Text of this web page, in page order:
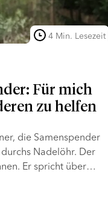
4 Min. Lesezeit
Für mich
zu helfen
die Samenspender
Nadelöhr. Der
Er spricht über